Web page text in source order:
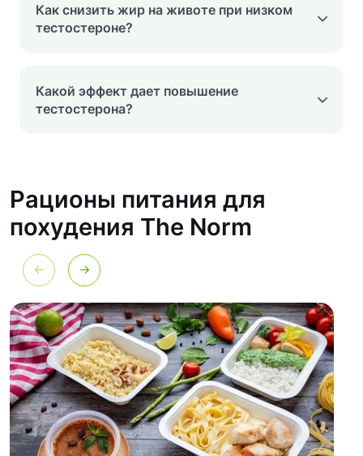
Как снизить жир на животе при низком
тестостероне?
Какой эффект дает повышение
тестостерона?
Рационы питания для
похудения The Norm